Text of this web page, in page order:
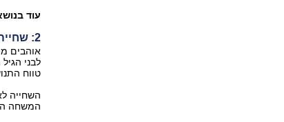
עוד
2: שחייה - הספורט שישמור על המפרקים
אוהבים
לבני
טווח
השחייה
המשחה